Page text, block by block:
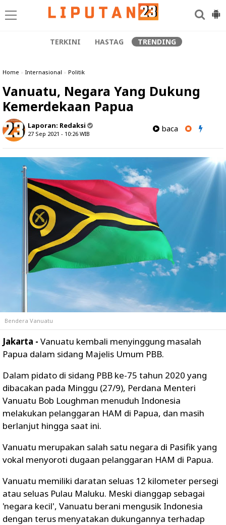
TERKINI HASTAG TRENDING
Home » Internasional » Politik
Vanuatu, Negara Yang Dukung
Kemerdekaan Papua
Laporan: Redaksi
27 Sep 2021 - 10:26 WIB
baca
Bendera Vanuatu
Jakarta - Vanuatu kembali menyinggung masalah
Papua dalam sidang Majelis Umum PBB.
Dalam pidato di sidang PBB ke-75 tahun 2020 yang
dibacakan pada Minggu (27/9), Perdana Menteri
Vanuatu Bob Loughman menuduh Indonesia
melakukan pelanggaran HAM di Papua, dan masih
berlanjut hingga saat ini.
Vanuatu merupakan salah satu negara di Pasifik yang
vokal menyoroti dugaan pelanggaran HAM di Papua.
Vanuatu memiliki daratan seluas 12 kilometer persegi
atau seluas Pulau Maluku. Meski dianggap sebagai
'negara kecil', Vanuatu berani mengusik Indonesia
dengan terus menyatakan dukungannya terhadap